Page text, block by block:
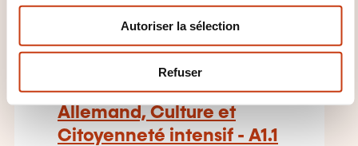
n
Autoriser la sélection
Refuser
Allemand, Culture et
Citoyenneté intensif - A1.1